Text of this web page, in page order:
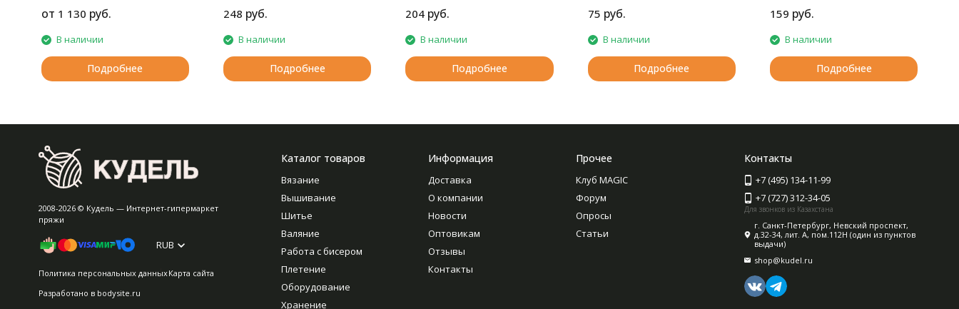
съёмных спиц указывается вместе
с патроном
от 1 130 руб.
В наличии
Подробнее
248 руб.
В наличии
Подробнее
204 руб.
В наличии
Подробнее
75 руб.
В наличии
Подробнее
159 руб.
В наличии
Подробнее
2008-2026 © Кудель — Интернет-гипермаркет
пряжи
RUB
Политика персональных данныхКарта сайта
Разработано в bodysite.ru
Каталог товаров
Вязание
Вышивание
Шитье
Валяние
Работа с бисером
Плетение
Оборудование
Хранение
Информация
Доставка
О компании
Новости
Оптовикам
Отзывы
Контакты
Прочее
Клуб MAGIC
Форум
Опросы
Статьи
Контакты
+7 (495) 134-11-99
+7 (727) 312-34-05
Для звонков из Казахстана
г. Санкт-Петербург, Невский проспект,
д.32-34, лит. А, пом.112Н (один из пунктов
выдачи)
shop@kudel.ru